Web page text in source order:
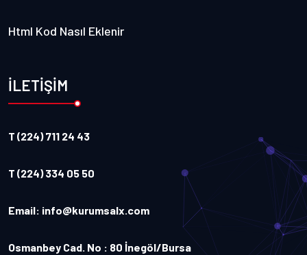
Html Kod Nasıl Eklenir
İLETİŞİM
T (224) 711 24 43
T (224) 334 05 50
Email: info@kurumsalx.com
Osmanbey Cad. No : 80 İnegöl/Bursa